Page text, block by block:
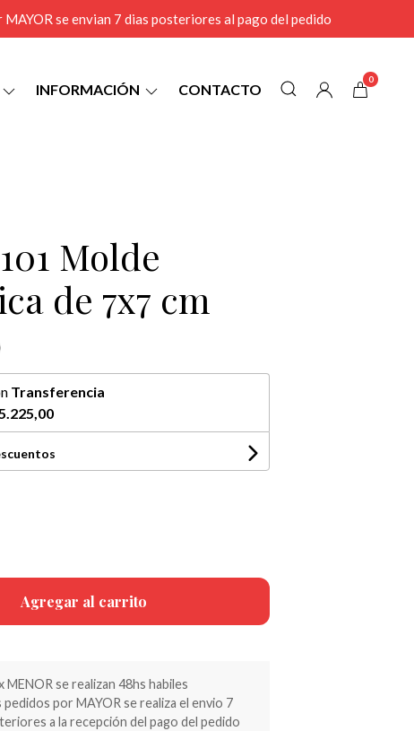
se envian 7 dias posteriores al pago del pedido
INFORMACIÓN CONTACTO
0
Molde
de 7x7 cm
Transferencia
Agregar al carrito
MENOR se realizan 48hs habiles
por MAYOR se realiza el envio 7
a la recepción del pago del pedido